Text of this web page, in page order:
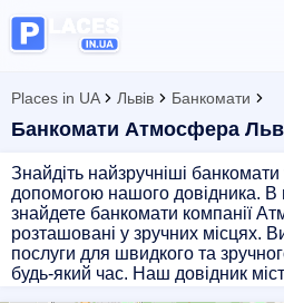
Places in UA Львів Банкомати
Банкомати Атмосфера
Знайдіть найзручніші банкомати
допомогою нашого довідника. В
знайдете банкомати компанії
розташовані у зручних місцях.
послуги для швидкого та
будь-який час. Наш довідник